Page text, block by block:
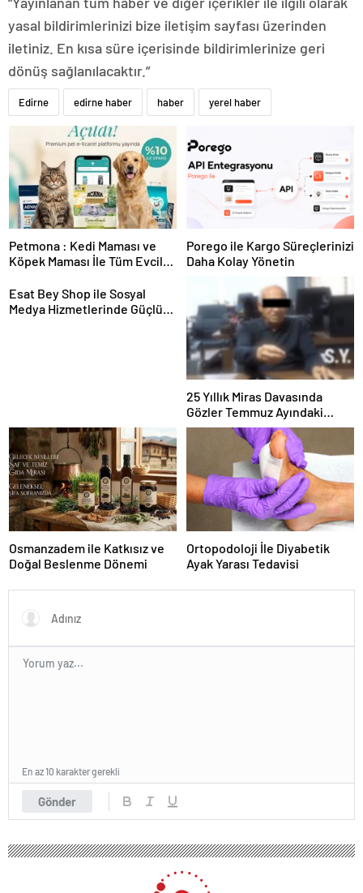
yasal bildirimlerinizi bize iletişim sayfası üzerinden
iletiniz. En kısa süre içerisinde bildirimlerinize geri
dönüş sağlanılacaktır.”
Edirne edirne haber haber yerel haber
Petmona : Kedi Maması ve
Köpek Maması İle Tüm Evcil
Porego ile Kargo Süreçlerinizi
Daha Kolay Yönetin
Esat Bey Shop ile Sosyal
Medya Hizmetlerinde Güçlü
25 Yıllık Miras Davasında
Gözler Temmuz Ayındaki
Karar Duruşmasına Çevrildi
Osmanzadem ile Katkısız ve
Doğal Beslenme Dönemi
Ortopodoloji İle Diyabetik
Ayak Yarası Tedavisi
Gönder
En az 10 karakter gerekli